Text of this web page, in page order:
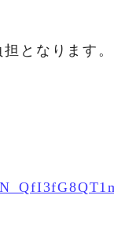
となります。